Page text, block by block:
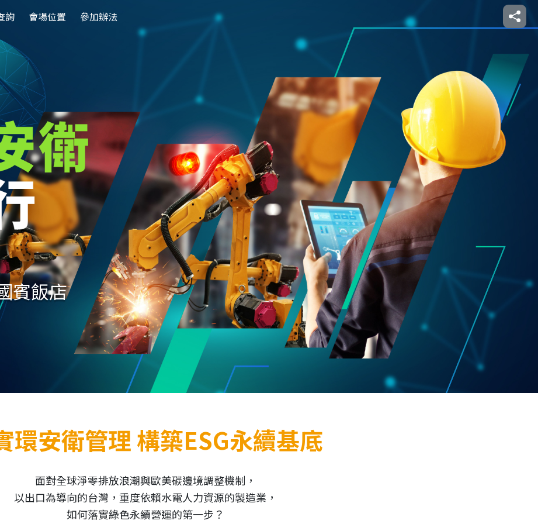
詢 會場位置 參加辦法
賓飯店
環安衛管理 構築ESG永續基底
面對全球淨零排放浪潮與歐美碳邊境調整機制，
以出口為導向的台灣，重度依賴水電人力資源的製造業，
如何落實綠色永續營運的第一步？